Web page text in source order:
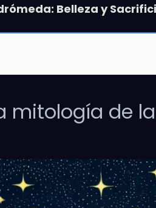
Belleza y
mitología de